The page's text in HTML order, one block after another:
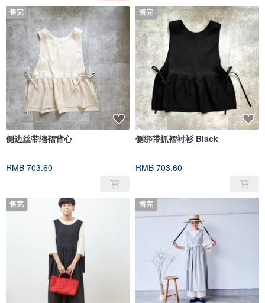
售完
侧边丝带缩褶背心
RMB 703.60
售完
侧绑带抓褶衬衫 Black
RMB 703.60
售完 售完